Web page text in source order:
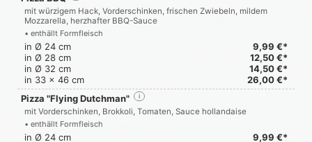
mit würzigem Hack, Vorderschinken, frischen Zwiebeln, mildem
Mozzarella, herzhafter BBQ-Sauce
• enthällt Formfleisch
in Ø 24 cm
9,99 €*
in Ø 28 cm
12,50 €*
in Ø 32 cm
14,50 €*
in 33 x 46 cm
26,00 €*
Pizza "Flying Dutchman"
i
mit Vorderschinken, Brokkoli, Tomaten, Sauce hollandaise
• enthällt Formfleisch
in Ø 24 cm
9,99 €*